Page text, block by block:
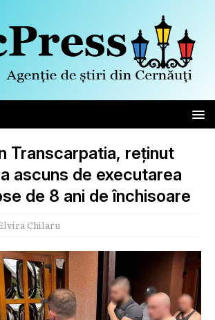
Transcarpatia, reținut
ascuns de executarea
de 8 ani de închisoare
Chilaru